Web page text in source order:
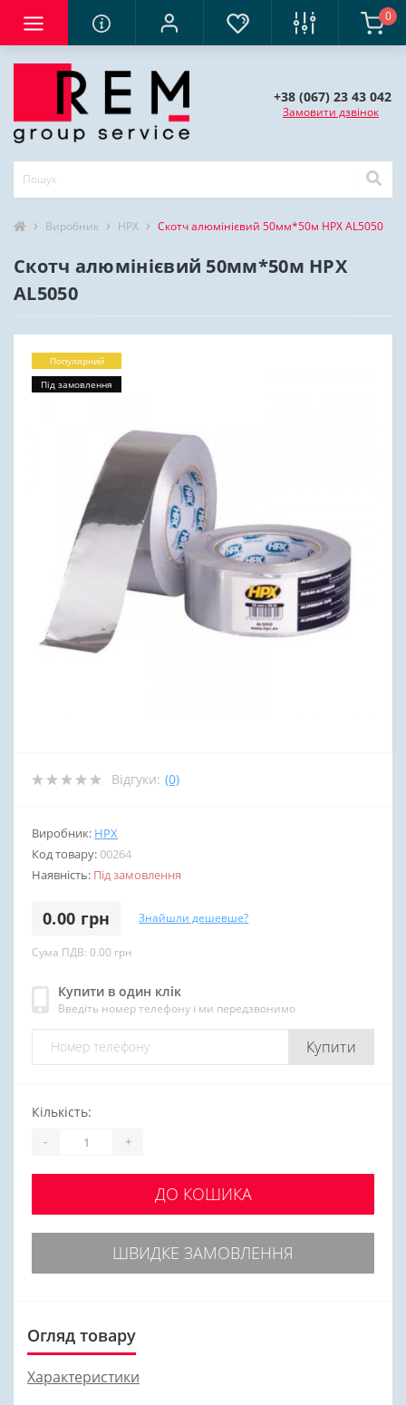
0
+38 (067) 23 43 042
Замовити дзвінок
Виробник HPX Скотч алюмінієвий 50мм*50м HPX AL5050
Скотч алюмінієвий 50мм*50м HPX
AL5050
Популярний
Під замовлення
Відгуки: (0)
Виробник: HPX
Код товару:00264
Наявність: Під замовлення
0.00 грн Знайшли дешевше?
Сума ПДВ: 0.00 грн
Купити в один клік
Введіть номер телефону і ми передзвонимо
Купити
Кількість:
- +
ДО КОШИКА
ШВИДКЕ ЗАМОВЛЕННЯ
Огляд товару
Характеристики